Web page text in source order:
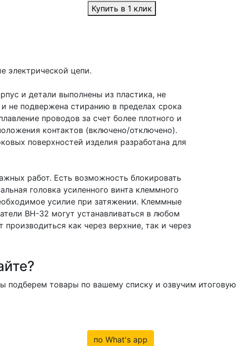
Купить в 1 клик
электрической цепи.
и детали выполнены из пластика, не
не подвержена стиранию в пределах срока
проводов за счет более плотного и
контактов (включено/отключено).
поверхностей изделия разработана для
работ. Есть возможность блокировать
головка усиленного винта клеммного
усилие при затяжении. Клеммные
ВН-32 могут устанавливаться в любом
как через верхние, так и через
подберем товары по вашему списку и озвучим итоговую
по What's app